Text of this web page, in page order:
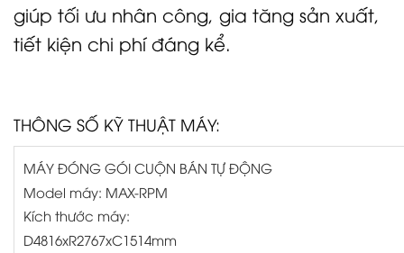
giúp tối ưu nhân công, gia tăng sản xuất,
tiết kiện chi phí đáng kể.
THÔNG SỐ KỸ THUẬT MÁY:
MÁY ĐÓNG GÓI CUỘN BÁN TỰ ĐỘNG
Model máy: MAX-RPM
Kích thước máy:
D4816xR2767xC1514mm